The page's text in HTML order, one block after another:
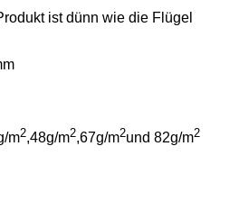
ist dünn wie die Flügel
m2,48g/m2,67g/m2und 82g/m2